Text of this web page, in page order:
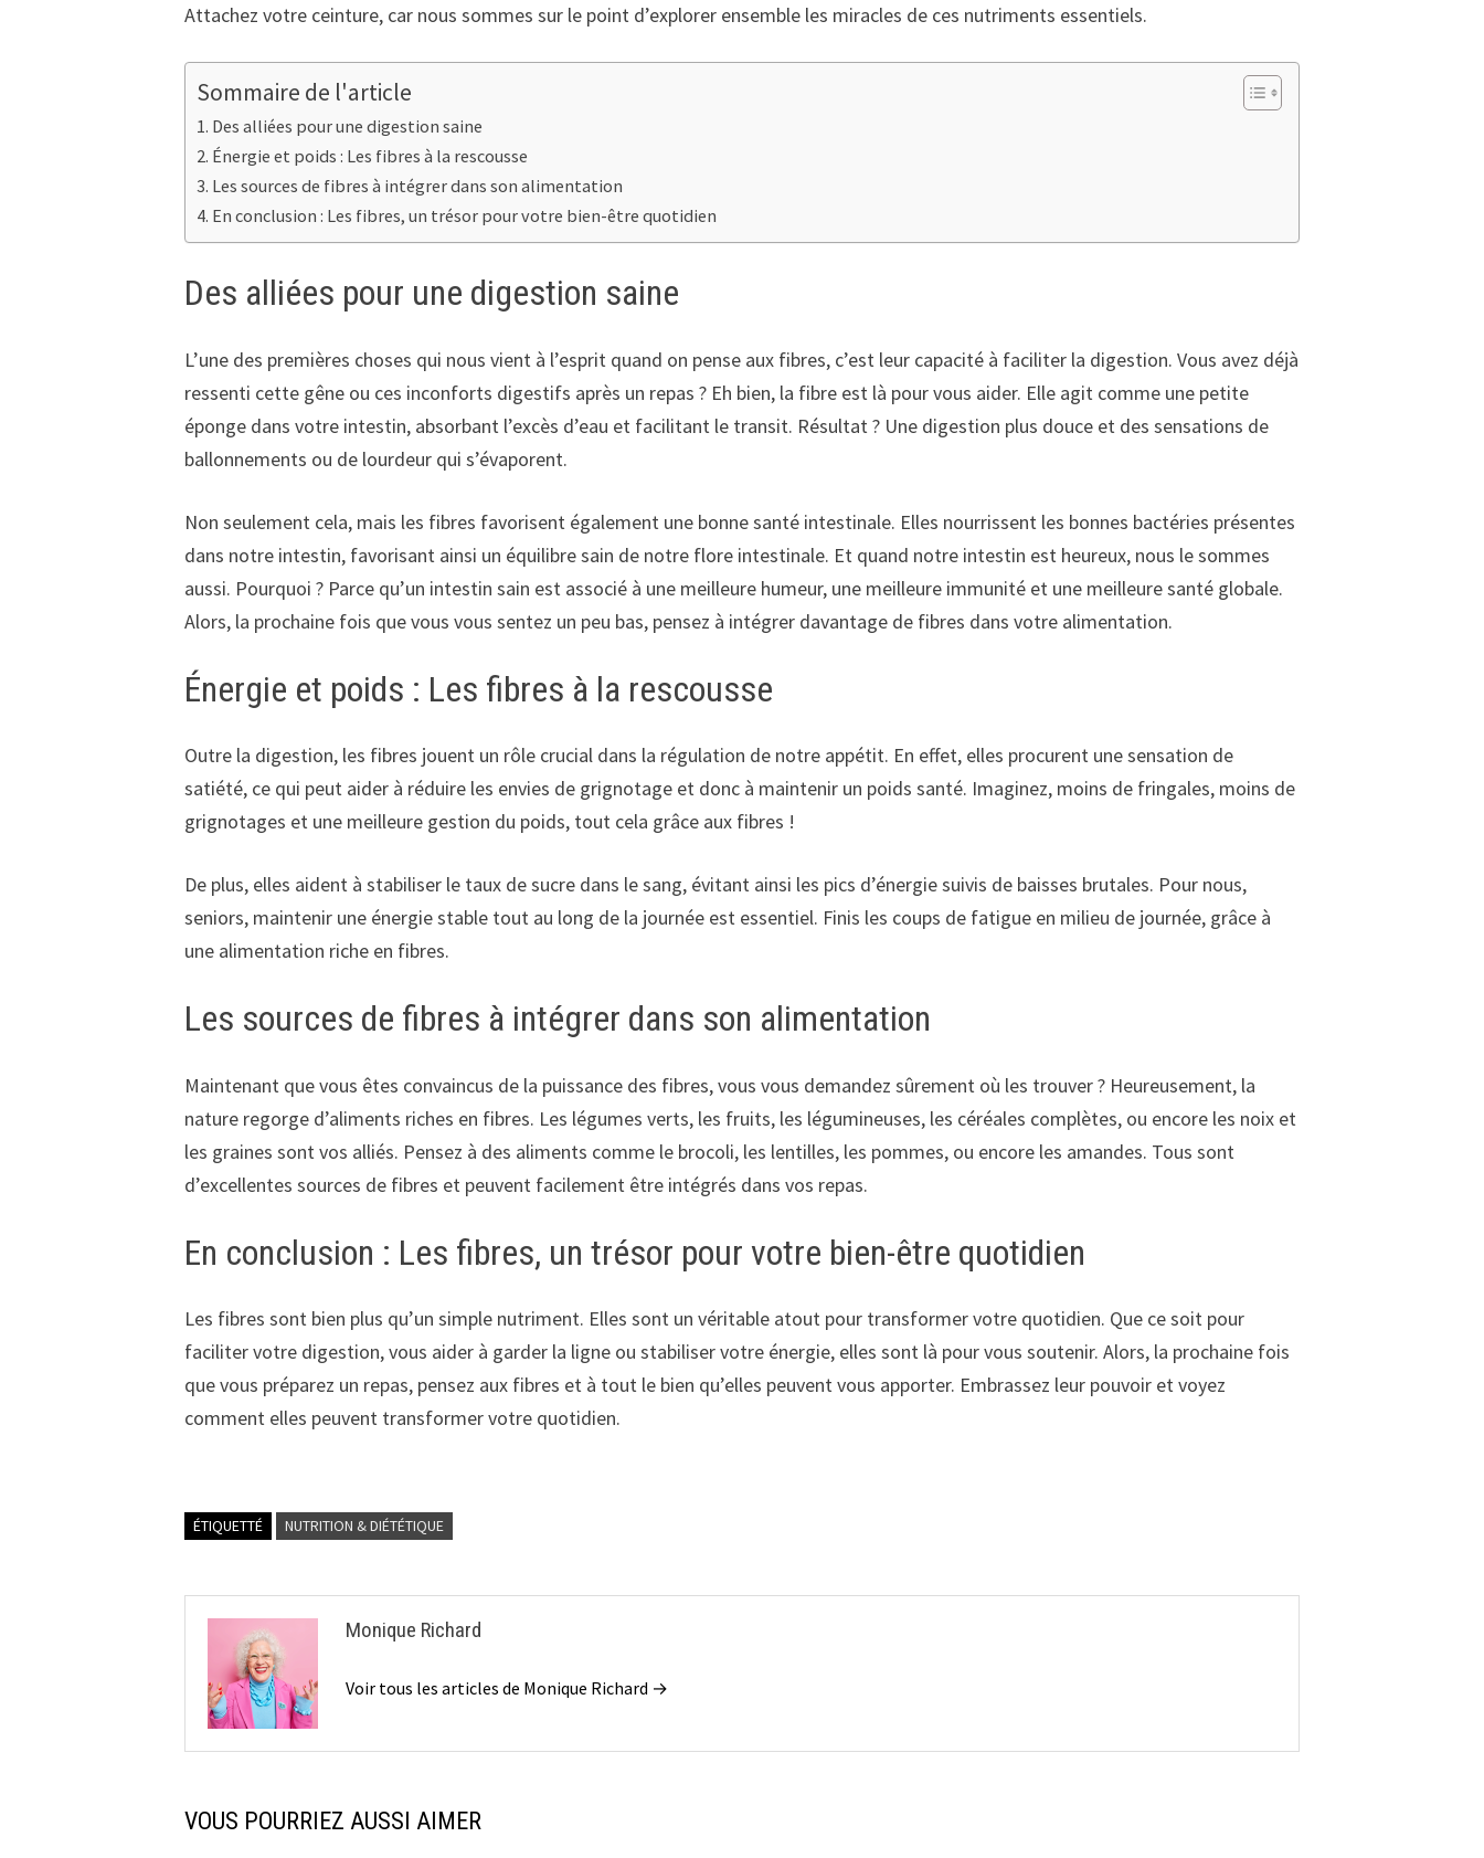
Attachez votre ceinture, car nous sommes sur le point d’explorer ensemble les miracles de ces nutriments essentiels.
Sommaire de l'article
Des alliées pour une digestion saine
Énergie et poids : Les fibres à la rescousse
Les sources de fibres à intégrer dans son alimentation
En conclusion : Les fibres, un trésor pour votre bien-être quotidien
Des alliées pour une digestion saine
L’une des premières choses qui nous vient à l’esprit quand on pense aux fibres, c’est leur capacité à faciliter la digestion. Vous avez déjà
ressenti cette gêne ou ces inconforts digestifs après un repas ? Eh bien, la fibre est là pour vous aider. Elle agit comme une petite
éponge dans votre intestin, absorbant l’excès d’eau et facilitant le transit. Résultat ? Une digestion plus douce et des sensations de
ballonnements ou de lourdeur qui s’évaporent.
Non seulement cela, mais les fibres favorisent également une bonne santé intestinale. Elles nourrissent les bonnes bactéries présentes
dans notre intestin, favorisant ainsi un équilibre sain de notre flore intestinale. Et quand notre intestin est heureux, nous le sommes
aussi. Pourquoi ? Parce qu’un intestin sain est associé à une meilleure humeur, une meilleure immunité et une meilleure santé globale.
Alors, la prochaine fois que vous vous sentez un peu bas, pensez à intégrer davantage de fibres dans votre alimentation.
Énergie et poids : Les fibres à la rescousse
Outre la digestion, les fibres jouent un rôle crucial dans la régulation de notre appétit. En effet, elles procurent une sensation de
satiété, ce qui peut aider à réduire les envies de grignotage et donc à maintenir un poids santé. Imaginez, moins de fringales, moins de
grignotages et une meilleure gestion du poids, tout cela grâce aux fibres !
De plus, elles aident à stabiliser le taux de sucre dans le sang, évitant ainsi les pics d’énergie suivis de baisses brutales. Pour nous,
seniors, maintenir une énergie stable tout au long de la journée est essentiel. Finis les coups de fatigue en milieu de journée, grâce à
une alimentation riche en fibres.
Les sources de fibres à intégrer dans son alimentation
Maintenant que vous êtes convaincus de la puissance des fibres, vous vous demandez sûrement où les trouver ? Heureusement, la
nature regorge d’aliments riches en fibres. Les légumes verts, les fruits, les légumineuses, les céréales complètes, ou encore les noix et
les graines sont vos alliés. Pensez à des aliments comme le brocoli, les lentilles, les pommes, ou encore les amandes. Tous sont
d’excellentes sources de fibres et peuvent facilement être intégrés dans vos repas.
En conclusion : Les fibres, un trésor pour votre bien-être quotidien
Les fibres sont bien plus qu’un simple nutriment. Elles sont un véritable atout pour transformer votre quotidien. Que ce soit pour
faciliter votre digestion, vous aider à garder la ligne ou stabiliser votre énergie, elles sont là pour vous soutenir. Alors, la prochaine fois
que vous préparez un repas, pensez aux fibres et à tout le bien qu’elles peuvent vous apporter. Embrassez leur pouvoir et voyez
comment elles peuvent transformer votre quotidien.
ÉTIQUETTÉ NUTRITION & DIÉTÉTIQUE
Monique Richard
Voir tous les articles de Monique Richard →
VOUS POURRIEZ AUSSI AIMER